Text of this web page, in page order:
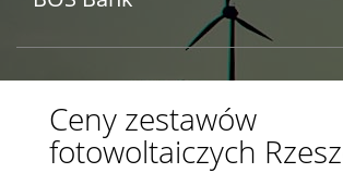
Ceny zestawów
fotowoltaiczych